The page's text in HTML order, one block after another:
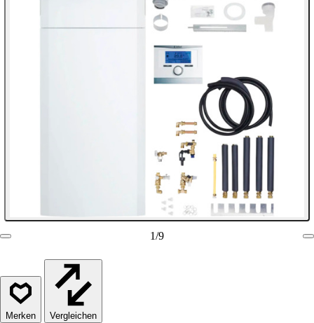
1/9
Vergleichen